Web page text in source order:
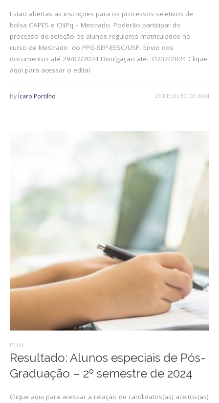
Estão abertas as inscrições para os processos seletivos de
bolsa CAPES e CNPq – Mestrado. Poderão participar do
processo de seleção os alunos regulares matriculados no
curso de Mestrado do PPG-SEP-EESC/USP. Envio dos
documentos até 29/07/2024 Divulgação até: 31/07/2024 Clique
aqui para acessar o edital.
26 DE JULHO DE 2024
by Ícaro Portilho
POST
Resultado: Alunos especiais de Pós-
Graduação – 2º semestre de 2024
Clique aqui para acessar a relação de candidatos(as) aceitos(as)